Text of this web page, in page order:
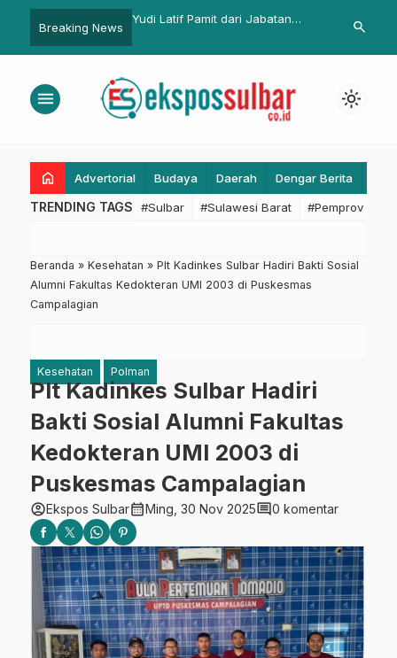
Breaking News
Dasar
Yudi Latif Pamit dari Jabatan
Kepala Pelaksana UKP-PIP
KI Sulbar Award,
Nilai 99,4
search
menu light_mode
home Advertorial Budaya Daerah Dengar Berita
TRENDING TAGS #Sulbar #Sulawesi Barat #Pemprov
Beranda » Kesehatan » Plt Kadinkes Sulbar Hadiri Bakti Sosial
Alumni Fakultas Kedokteran UMI 2003 di Puskesmas
Campalagian
Kesehatan Polman
Plt Kadinkes Sulbar Hadiri
Bakti Sosial Alumni Fakultas
Kedokteran UMI 2003 di
Puskesmas Campalagian
account_circleEkspos Sulbarcalendar_monthMing, 30 Nov 2025comment0 komentar